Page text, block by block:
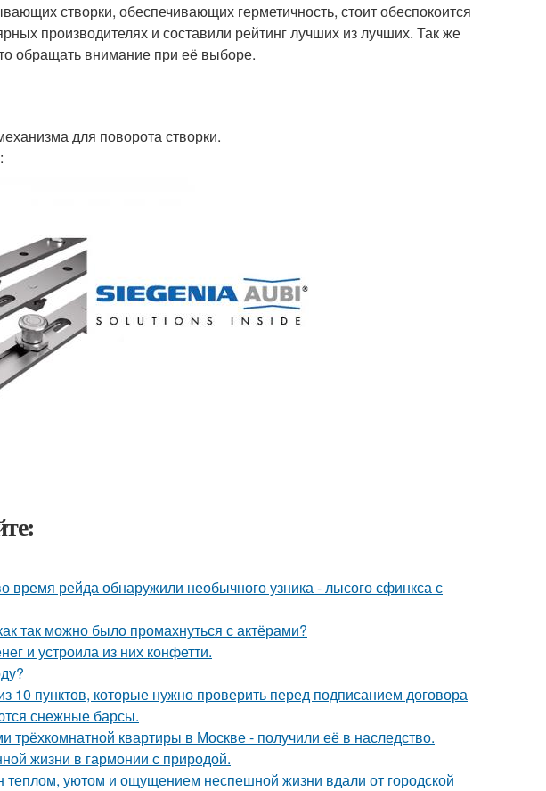
створки, обеспечивающих герметичность, стоит обеспокоится
производителях и составили рейтинг лучших из лучших. Так же
обращать внимание при её выборе.
для поворота створки.
время рейда обнаружили необычного узника - лысого сфинкса с
так можно было промахнуться с актёрами?
и устроила из них конфетти.
10 пунктов, которые нужно проверить перед подписанием договора
снежные барсы.
трёхкомнатной квартиры в Москве - получили её в наследство.
жизни в гармонии с природой.
уютом и ощущением неспешной жизни вдали от городской